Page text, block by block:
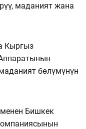
маданият жана
Кыргыз
бөлүмүнүн
Бишкек